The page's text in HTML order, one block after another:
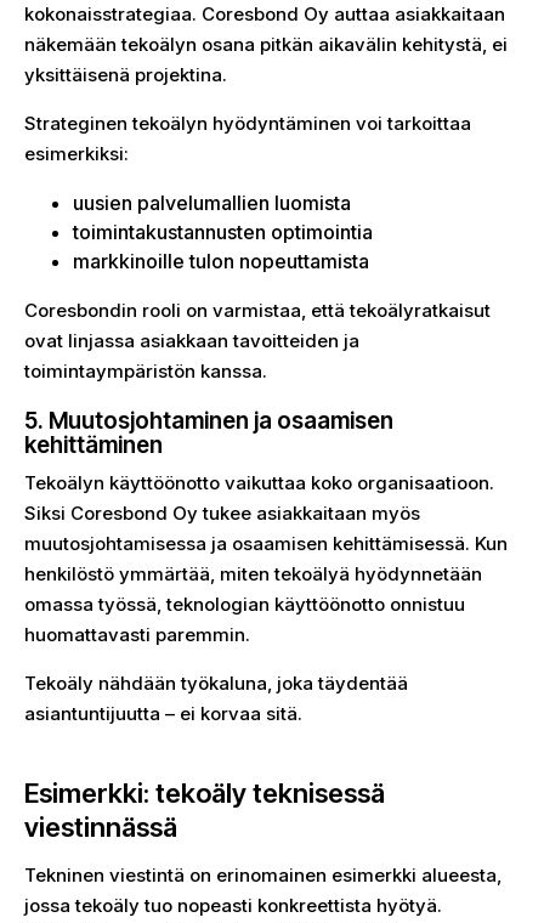
kokonaisstrategiaa. Coresbond Oy auttaa asiakkaitaan
näkemään tekoälyn osana pitkän aikavälin kehitystä, ei
yksittäisenä projektina.
Strateginen tekoälyn hyödyntäminen voi tarkoittaa
esimerkiksi:
uusien palvelumallien luomista
toimintakustannusten optimointia
markkinoille tulon nopeuttamista
Coresbondin rooli on varmistaa, että tekoälyratkaisut
ovat linjassa asiakkaan tavoitteiden ja
toimintaympäristön kanssa.
5. Muutosjohtaminen ja osaamisen
kehittäminen
Tekoälyn käyttöönotto vaikuttaa koko organisaatioon.
Siksi Coresbond Oy tukee asiakkaitaan myös
muutosjohtamisessa ja osaamisen kehittämisessä. Kun
henkilöstö ymmärtää, miten tekoälyä hyödynnetään
omassa työssä, teknologian käyttöönotto onnistuu
huomattavasti paremmin.
Tekoäly nähdään työkaluna, joka täydentää
asiantuntijuutta – ei korvaa sitä.
Esimerkki: tekoäly teknisessä
viestinnässä
Tekninen viestintä on erinomainen esimerkki alueesta,
jossa tekoäly tuo nopeasti konkreettista hyötyä.